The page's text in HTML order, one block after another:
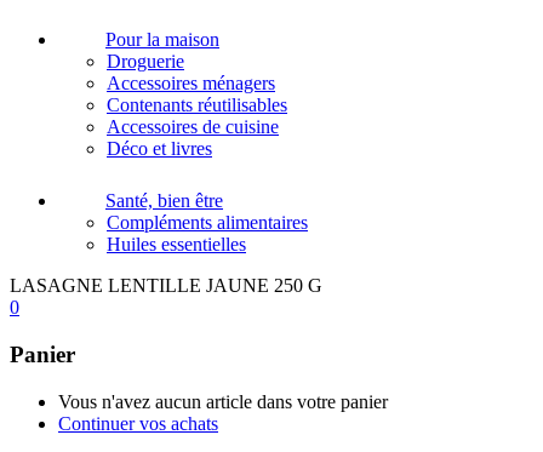
Pour la maison
Droguerie
Accessoires ménagers
Contenants réutilisables
Accessoires de cuisine
Déco et livres
Santé, bien être
Compléments alimentaires
Huiles essentielles
LASAGNE LENTILLE JAUNE 250 G
0
Panier
Vous n'avez aucun article dans votre panier
Continuer vos achats